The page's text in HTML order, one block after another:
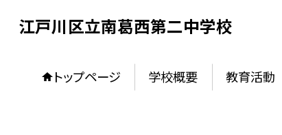
江戸川区立南葛西第二中学校
トップページ 学校概要 教育活動